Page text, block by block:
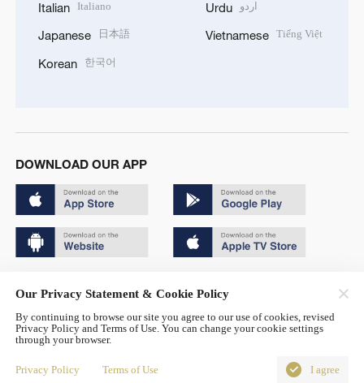
Italian Italiano
Japanese 日本語
Korean 한국어
Urdu اردو
Vietnamese Tiếng Việt
DOWNLOAD OUR APP
京公网安备 11010502050052号
Disinformation report hotline: 010-85061466
Our Privacy Statement & Cookie Policy
By continuing to browse our site you agree to our use of cookies, revised
Privacy Policy and Terms of Use. You can change your cookie settings
through your browser.
Privacy Policy Terms of Use I agree